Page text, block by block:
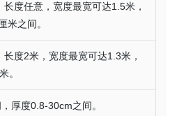
长度任意，宽度最宽可达1.5米，
米之间。
长度2米，宽度最宽可达1.3米，
。
厚度0.8-30cm之间。